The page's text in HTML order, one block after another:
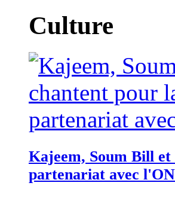
Culture
Kajeem, Soum Bill
partenariat avec